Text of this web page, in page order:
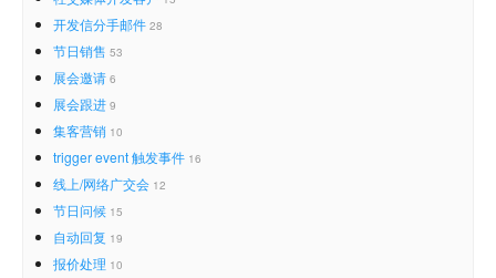
开发信分手邮件 28
节日销售 53
展会邀请 6
展会跟进 9
集客营销 10
trigger event 触发事件 16
线上/网络广交会 12
节日问候 15
自动回复 19
报价处理 10